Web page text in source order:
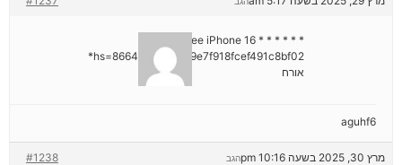
* * * Claim Free iPhone 16 * * *
hs=8664c520642b9e7f918fcef491c8bf02*
אורח
aguhf6
מרץ 30, 2025 בשעה 10:16 pm #1238 הגב